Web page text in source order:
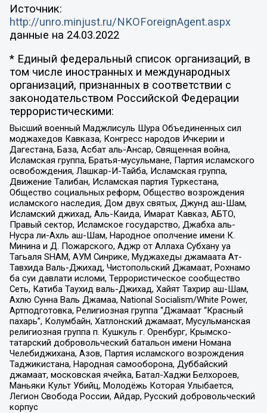
Источник:
http://unro.minjust.ru/NKOForeignAgent.aspx
данные на 24.03.2022
* Единый федеральный список организаций, в
том числе иностранных и международных
организаций, признанных в соответствии с
законодательством Российской Федерации
террористическими:
Высший военный Маджлисуль Шура Объединенных сил
моджахедов Кавказа, Конгресс народов Ичкерии и
Дагестана, База, Асбат аль-Ансар, Священная война,
Исламская группа, Братья-мусульмане, Партия исламского
освобождения, Лашкар-И-Тайба, Исламская группа,
Движение Талибан, Исламская партия Туркестана,
Общество социальных реформ, Общество возрождения
исламского наследия, Дом двух святых, Джунд аш-Шам,
Исламский джихад, Аль-Каида, Имарат Кавказ, АБТО,
Правый сектор, Исламское государство, Джабха аль-
Нусра ли-Ахль аш-Шам, Народное ополчение имени К.
Минина и Д. Пожарского, Аджр от Аллаха Субхану уа
Тагьаля SHAM, АУМ Синрике, Муджахеды джамаата Ат-
Тавхида Валь-Джихад, Чистопольский Джамаат, Рохнамо
ба суи давлати исломи, Террористическое сообщество
Сеть, Катиба Таухид валь-Джихад, Хайят Тахрир аш-Шам,
Ахлю Сунна Валь Джамаа, National Socialism/White Power,
Артподготовка, Религиозная группа “Джамаат “Красный
пахарь”, Колумбайн, Хатлонский джамаат, Мусульманская
религиозная группа п. Кушкуль г. Оренбург, Крымско-
татарский добровольческий батальон имени Номана
Челебиджихана, Азов, Партия исламского возрождения
Таджикистана, Народная самооборона, Дуббайский
джамаат, московская ячейка, Батал-Хаджи Белхороев,
Маньяки Культ Убийц, Молодёжь Которая Улыбается,
Легион Свобода России, Айдар, Русский добровольческий
корпус